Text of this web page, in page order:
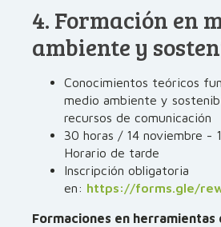
4. Formación en
ambiente y
Conocimientos teóricos
medio ambiente y
recursos de comunicación
30 horas / 14 noviembre -
Horario de tarde
Inscripción obligatoria
en: https://forms.gle/
Formaciones en herramientas